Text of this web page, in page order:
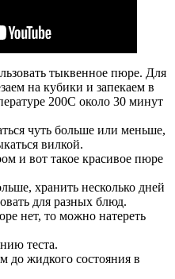
тыквенное пюре. Для
на кубики и запекаем в
200С около 30 минут
чуть больше или меньше,
вилкой.
и вот такое красивое пюре
хранить несколько дней
для разных блюд.
нет, то можно натереть
теста.
до жидкого состояния в